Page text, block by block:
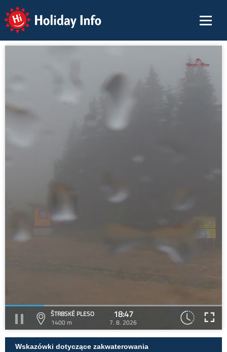
Holiday Info
ŠTRBSKÉ PLESO
1400 m
18:47
7. 8. 2026
Wskazówki dotyczące zakwaterowania